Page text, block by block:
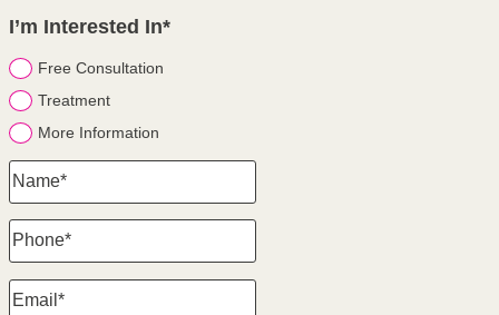
I’m Interested In*
Free Consultation
Treatment
More Information